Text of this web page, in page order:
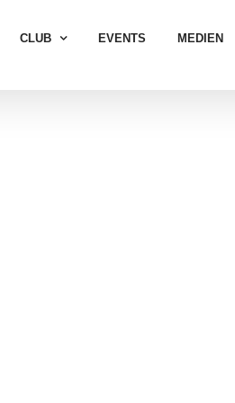
CLUB EVENTS MEDIEN